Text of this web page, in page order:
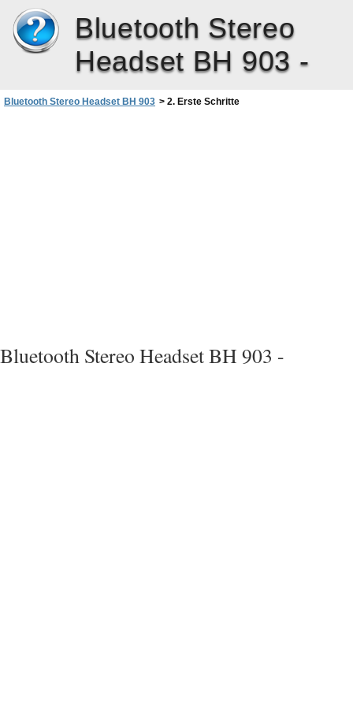
Bluetooth Stereo
Headset BH 903 -
Bluetooth Stereo Headset BH 903 > 2. Erste Schritte
Bluetooth Stereo Headset BH 903 -